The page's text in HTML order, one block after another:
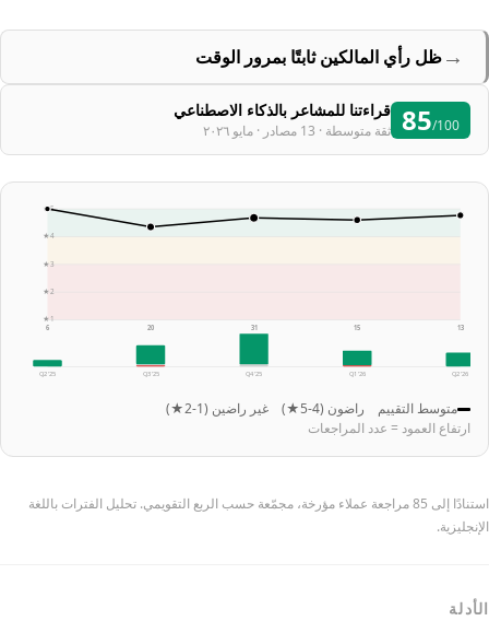
→ظل رأي المالكين ثابتًا بمرور الوقت
85/100
قراءتنا للمشاعر بالذكاء الاصطناعي
ثقة متوسطة · 13 مصادر · مايو ٢٠٢٦
1★
2★
3★
4★
5★
6 20 31 15 13
Q2 '25 Q3 '25 Q4 '25 Q1 '26 Q2 '26
متوسط التقييم راضون (4-5★)
غير راضين (1-2★)
ارتفاع العمود = عدد المراجعات
استنادًا إلى 85 مراجعة عملاء مؤرخة، مجمّعة حسب الربع التقويمي. تحليل الفترات باللغة
الإنجليزية.
الأدلة